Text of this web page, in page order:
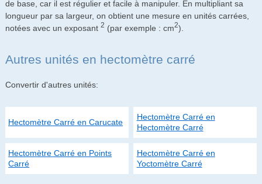
de base, car il est régulier et facile à manipuler. En multipliant sa
longueur par sa largeur, on obtient une mesure en unités carrées,
notées avec un exposant 2 (par exemple : cm2).
Autres unités en hectomètre carré
Convertir d'autres unités:
Hectomètre Carré en Carucate
Hectomètre Carré en
Hectomètre Carré
Hectomètre Carré en Points
Carré
Hectomètre Carré en
Yoctomètre Carré